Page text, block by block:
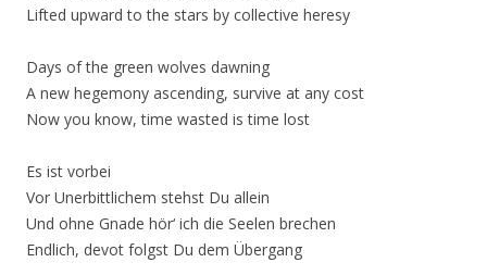
Lifted upward to the stars by collective heresy
Days of the green wolves dawning
A new hegemony ascending, survive at any cost
Now you know, time wasted is time lost
Es ist vorbei
Vor Unerbittlichem stehst Du allein
Und ohne Gnade hör‘ ich die Seelen brechen
Endlich, devot folgst Du dem Übergang